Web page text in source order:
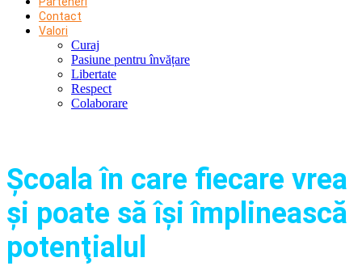
Contact
Valori
Curaj
Pasiune pentru învățare
Libertate
Respect
Colaborare
Şcoala în care fiecare vrea
și poate să își împlinească
potenţialul